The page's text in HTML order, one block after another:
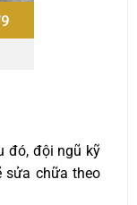
đó, đội ngũ kỹ
sửa chữa theo